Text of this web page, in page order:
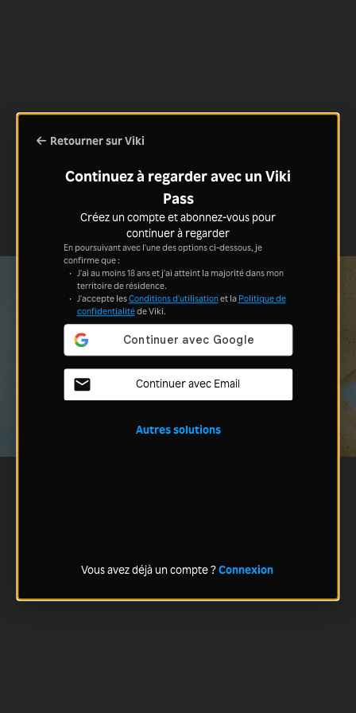
Retourner sur Viki
Continuez à regarder avec un Viki
Pass
Créez un compte et abonnez-vous pour
continuer à regarder
En poursuivant avec l'une des options ci-dessous, je
confirme que :
J'ai au moins 18 ans et j'ai atteint la majorité dans mon
territoire de résidence.
J'accepte lesConditions d'utilisationet la Politique de
confidentialitéde Viki.
Continuer avec Email
Autres solutions
Vous avez déjà un compte ?Connexion